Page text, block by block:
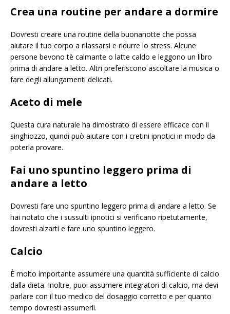
Crea una routine per andare a dormire
Dovresti creare una routine della buonanotte che possa
aiutare il tuo corpo a rilassarsi e ridurre lo stress. Alcune
persone bevono tè calmante o latte caldo e leggono un libro
prima di andare a letto. Altri preferiscono ascoltare la musica o
fare degli allungamenti delicati.
Aceto di mele
Questa cura naturale ha dimostrato di essere efficace con il
singhiozzo, quindi può aiutare con i cretini ipnotici in modo da
poterla provare.
Fai uno spuntino leggero prima di
andare a letto
Dovresti fare uno spuntino leggero prima di andare a letto. Se
hai notato che i sussulti ipnotici si verificano ripetutamente,
dovresti alzarti e fare uno spuntino leggero.
Calcio
È molto importante assumere una quantità sufficiente di calcio
dalla dieta. Inoltre, puoi assumere integratori di calcio, ma devi
parlare con il tuo medico del dosaggio corretto e per quanto
tempo dovresti assumerli.